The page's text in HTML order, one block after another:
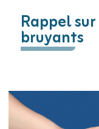
Rappel
bruyants